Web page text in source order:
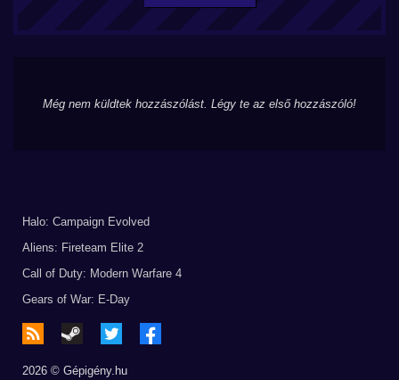
Még nem küldtek hozzászólást. Légy te az első hozzászóló!
Halo: Campaign Evolved
Aliens: Fireteam Elite 2
Call of Duty: Modern Warfare 4
Gears of War: E-Day
2026 © Gépigény.hu